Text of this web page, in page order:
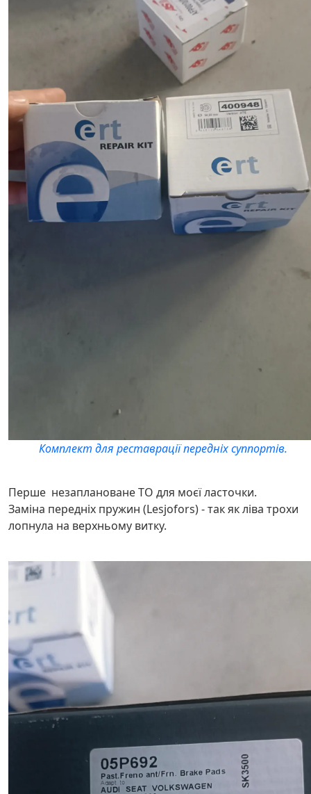
Комплект для реставрації передніх суппортів.
Перше незаплановане ТО для моєї ласточки.
Заміна передніх пружин (Lesjofors) - так як ліва трохи
лопнула на верхньому витку.